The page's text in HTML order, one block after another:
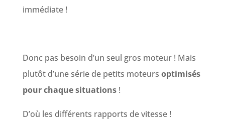
immédiate !
Donc pas besoin d’un seul gros moteur ! Mais
plutôt d’une série de petits moteurs optimisés
pour chaque situations!
D’où les différents rapports de vitesse !